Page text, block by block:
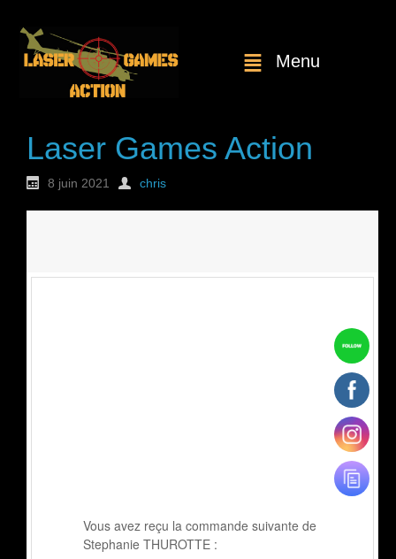
Menu
Laser Games Action
8 juin 2021 chris
Vous avez reçu la commande suivante de
Stephanie THUROTTE :